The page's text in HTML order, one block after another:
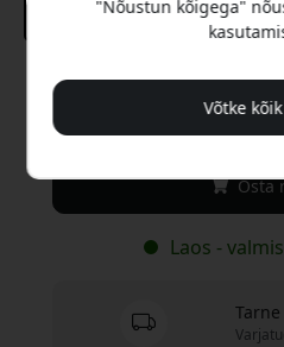
22.99
Osta
Laos -
Tarne
"Nõustun kõigega"
Võtke